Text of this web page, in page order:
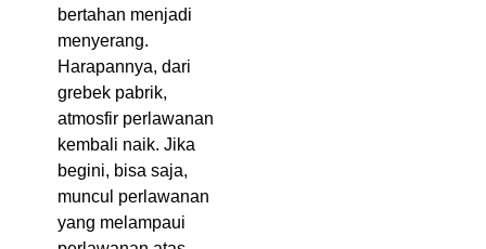
bertahan menjadi
menyerang.
Harapannya, dari
grebek pabrik,
atmosfir perlawanan
kembali naik. Jika
begini, bisa saja,
muncul perlawanan
yang melampaui